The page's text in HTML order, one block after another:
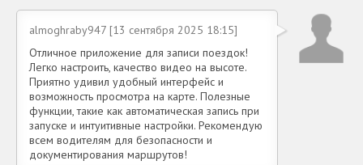
almoghraby947 [13 сентября 2025 18:15]
Отличное приложение для записи поездок!
Легко настроить, качество видео на высоте.
Приятно удивил удобный интерфейс и
возможность просмотра на карте. Полезные
функции, такие как автоматическая запись при
запуске и интуитивные настройки. Рекомендую
всем водителям для безопасности и
документирования маршрутов!